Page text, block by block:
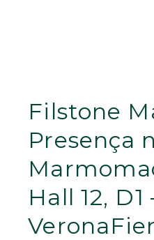
Filstone
Presença
Hall 12, D1